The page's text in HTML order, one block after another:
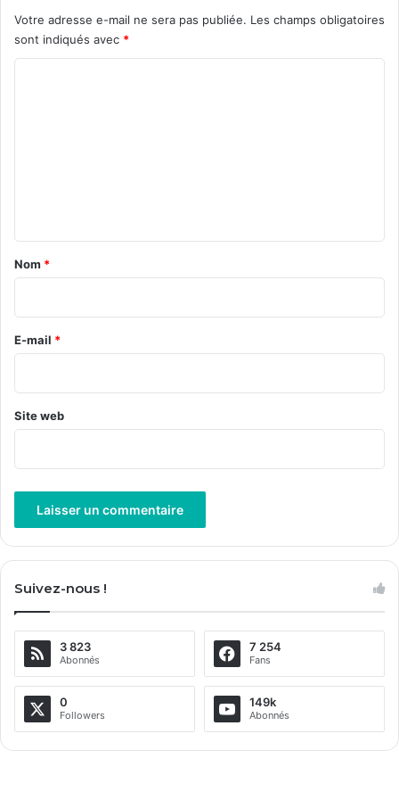
Votre adresse e-mail ne sera pas publiée. Les champs obligatoires
sont indiqués avec *
a
r
e
Nom *
E-mail *
Site web
t
n
t
i
Suivez-nous !
3 823
Abonnés
7 254
Fans
0
Followers
149k
Abonnés